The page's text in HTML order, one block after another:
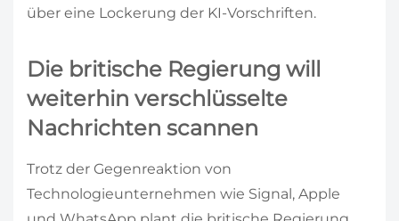
über eine Lockerung der KI-Vorschriften.
Die britische Regierung will
weiterhin verschlüsselte
Nachrichten scannen
Trotz der Gegenreaktion von
Technologieunternehmen wie Signal, Apple